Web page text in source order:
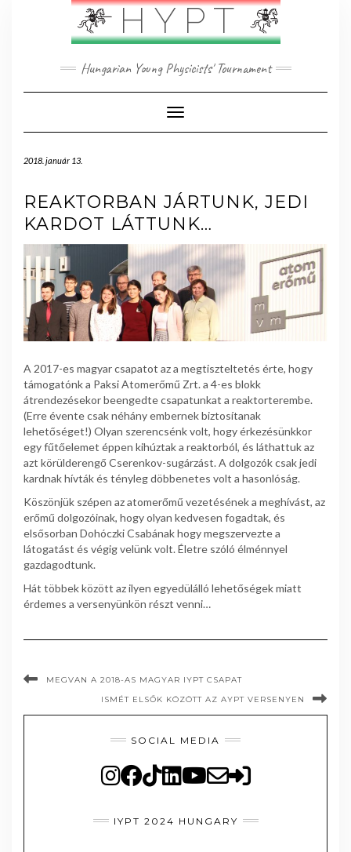
HYPT
Hungarian Young Physicists' Tournament
Toggle Navigation
2018. január 13.
REAKTORBAN JÁRTUNK, JEDI
KARDOT LÁTTUNK…
A 2017-es magyar csapatot az a megtiszteltetés érte, hogy
támogatónk a Paksi Atomerőmű Zrt. a 4-es blokk
átrendezésekor beengedte csapatunkat a reaktorterembe.
(Erre évente csak néhány embernek biztosítanak
lehetőséget!) Olyan szerencsénk volt, hogy érkezésünkkor
egy fűtőelemet éppen kihúztak a reaktorból, és láthattuk az
azt körülderengő Cserenkov-sugárzást. A dolgozók csak jedi
kardnak hívták és tényleg döbbenetes volt a hasonlóság.
Köszönjük szépen az atomerőmű vezetésének a meghívást, az
erőmű dolgozóinak, hogy olyan kedvesen fogadtak, és
elsősorban Dohóczki Csabának hogy megszervezte a
látogatást és végig velünk volt. Életre szóló élménnyel
gazdagodtunk.
Hát többek között az ilyen egyedülálló lehetőségek miatt
érdemes a versenyünkön részt venni…
MEGVAN A 2018-AS MAGYAR IYPT CSAPAT
ISMÉT ELSŐK KÖZÖTT AZ AYPT VERSENYEN
SOCIAL MEDIA
IYPT 2024 HUNGARY